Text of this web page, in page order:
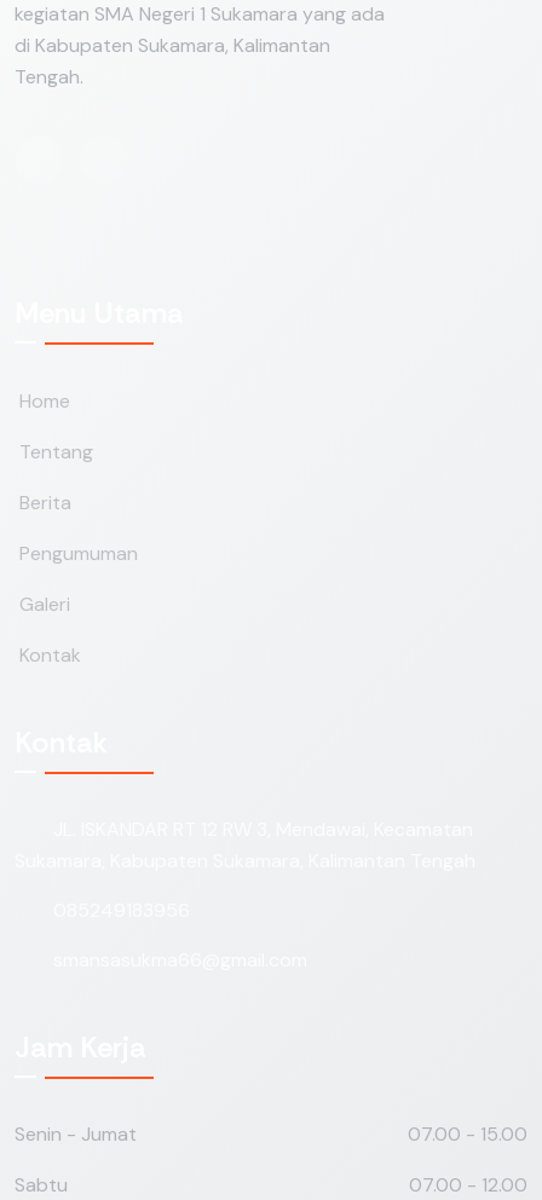
kegiatan SMA Negeri 1 Sukamara yang ada
di Kabupaten Sukamara, Kalimantan
Tengah.
Home
Tentang
Berita
Pengumuman
Galeri
Kontak
Senin - Jumat
07.00 - 15.00
Sabtu
07.00 - 12.00